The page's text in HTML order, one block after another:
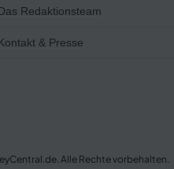
Redaktionsteam
& Presse
Alle Rechte vorbehalten.